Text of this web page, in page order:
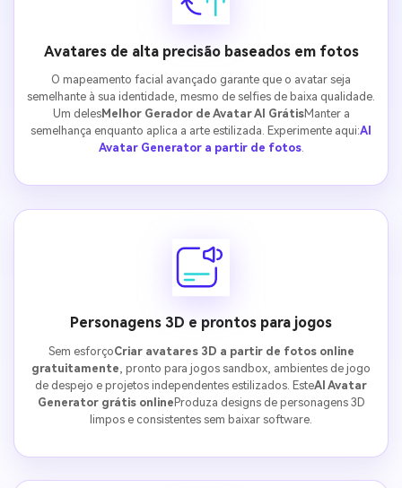
Avatares de alta precisão baseados em fotos
O mapeamento facial avançado garante que o avatar seja
semelhante à sua identidade, mesmo de selfies de baixa qualidade.
Um delesMelhor Gerador de Avatar AI GrátisManter a
semelhança enquanto aplica a arte estilizada. Experimente aqui:AI
Avatar Generator a partir de fotos.
Personagens 3D e prontos para jogos
Sem esforçoCriar avatares 3D a partir de fotos online
gratuitamente , pronto para jogos sandbox, ambientes de jogo
de despejo e projetos independentes estilizados. EsteAI Avatar
Generator grátis online Produza designs de personagens 3D
limpos e consistentes sem baixar software.